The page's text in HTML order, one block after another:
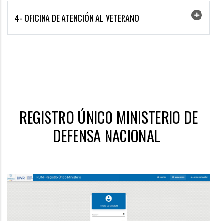
4- OFICINA DE ATENCIÓN AL VETERANO
REGISTRO ÚNICO MINISTERIO DE
DEFENSA NACIONAL